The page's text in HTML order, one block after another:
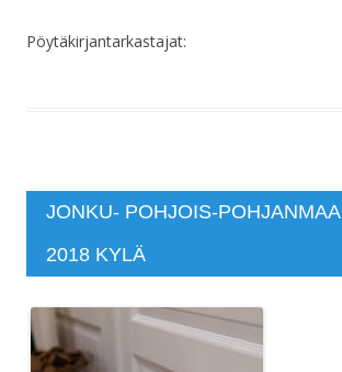
Pöytäkirjantarkastajat:
JONKU- POHJOIS-
2018 KYLÄ